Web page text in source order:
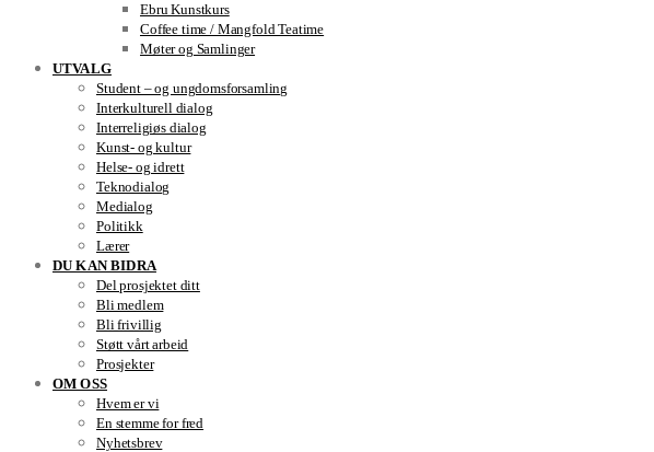
Ebru Kunstkurs
Coffee time / Mangfold Teatime
Møter og Samlinger
UTVALG
Student – og ungdomsforsamling
Interkulturell dialog
Interreligiøs dialog
Kunst- og kultur
Helse- og idrett
Teknodialog
Medialog
Politikk
Lærer
DU KAN BIDRA
Del prosjektet ditt
Bli medlem
Bli frivillig
Støtt vårt arbeid
Prosjekter
OM OSS
Hvem er vi
En stemme for fred
Nyhetsbrev